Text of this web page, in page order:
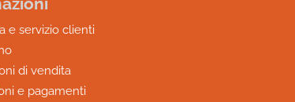
e servizio clienti
di vendita
e pagamenti